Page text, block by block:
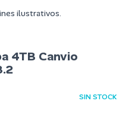
ilustrativos.
4TB Canvio
SIN STOCK